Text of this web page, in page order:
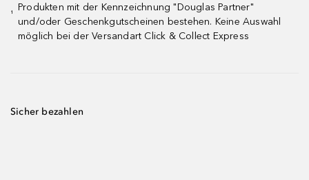
¹
Produkten mit der Kennzeichnung "Douglas Partner"
und/oder Geschenkgutscheinen bestehen. Keine Auswahl
möglich bei der Versandart Click & Collect Express
Sicher bezahlen